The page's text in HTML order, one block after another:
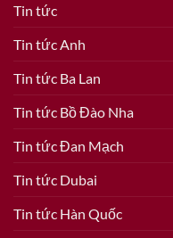
Tin tức
Tin tức Anh
Tin tức Ba Lan
Tin tức Bồ Đào Nha
Tin tức Đan Mạch
Tin tức Dubai
Tin tức Hàn Quốc